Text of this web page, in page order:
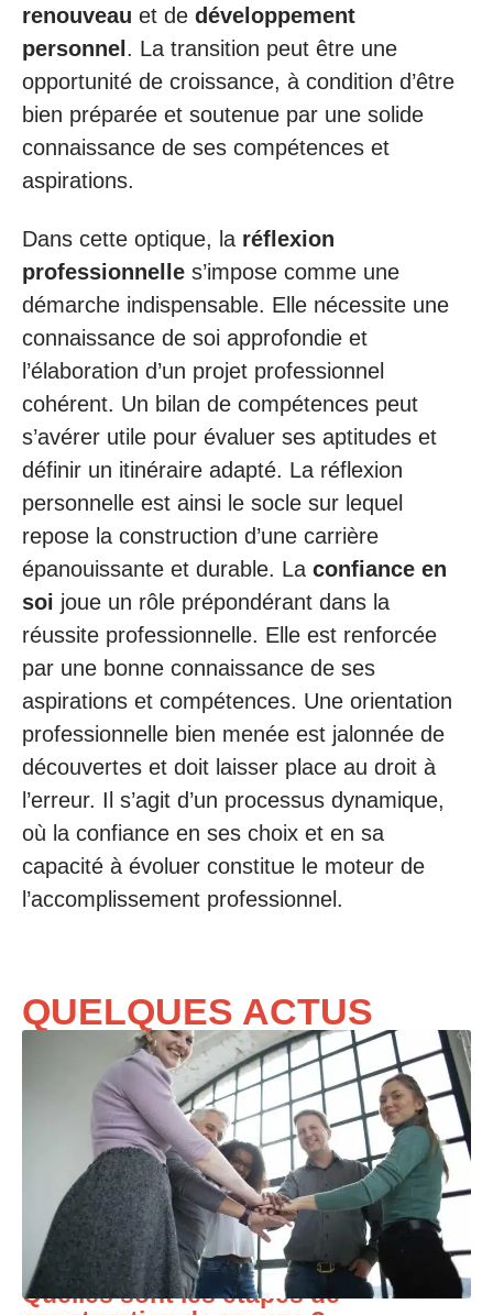
renouveau et de développement
personnel . La transition peut être une
opportunité de croissance, à condition d’être
bien préparée et soutenue par une solide
connaissance de ses compétences et
aspirations.
Dans cette optique, la réflexion
professionnelle s’impose comme une
démarche indispensable. Elle nécessite une
connaissance de soi approfondie et
l’élaboration d’un projet professionnel
cohérent. Un bilan de compétences peut
s’avérer utile pour évaluer ses aptitudes et
définir un itinéraire adapté. La réflexion
personnelle est ainsi le socle sur lequel
repose la construction d’une carrière
épanouissante et durable. La confiance en
soi joue un rôle prépondérant dans la
réussite professionnelle. Elle est renforcée
par une bonne connaissance de ses
aspirations et compétences. Une orientation
professionnelle bien menée est jalonnée de
découvertes et doit laisser place au droit à
l’erreur. Il s’agit d’un processus dynamique,
où la confiance en ses choix et en sa
capacité à évoluer constitue le moteur de
l’accomplissement professionnel.
QUELQUES ACTUS
Quelles sont les étapes de